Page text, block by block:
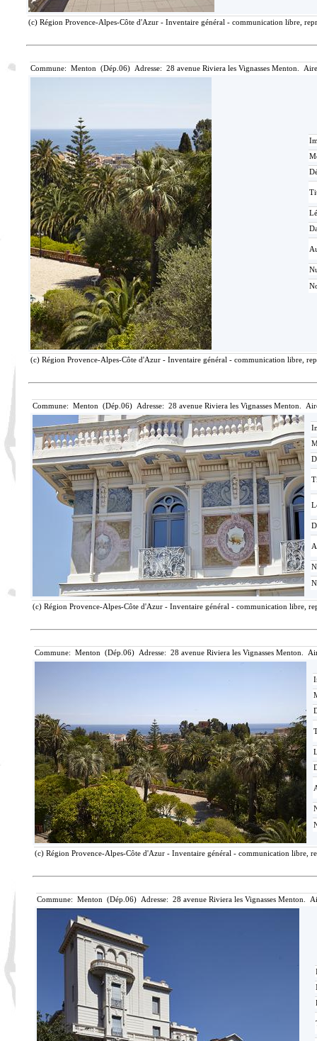
(c) Région Provence-Alpes-Côte d'Azur - Inventaire général - communication libre,
Commune: Menton (Dép.06) Adresse: 28 avenue Riviera les Vignasses Menton.
(c) Région Provence-Alpes-Côte d'Azur - Inventaire général - communication libre,
Commune: Menton (Dép.06) Adresse: 28 avenue Riviera les Vignasses Menton.
(c) Région Provence-Alpes-Côte d'Azur - Inventaire général - communication libre,
Commune: Menton (Dép.06) Adresse: 28 avenue Riviera les Vignasses Menton.
(c) Région Provence-Alpes-Côte d'Azur - Inventaire général - communication libre,
Commune: Menton (Dép.06) Adresse: 28 avenue Riviera les Vignasses Menton.